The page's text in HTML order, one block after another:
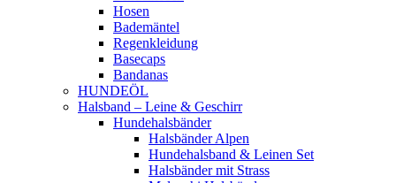
Hosen
Bademäntel
Regenkleidung
Basecaps
Bandanas
HUNDEÖL
Halsband – Leine & Geschirr
Hundehalsbänder
Halsbänder Alpen
Hundehalsband & Leinen Set
Halsbänder mit Strass